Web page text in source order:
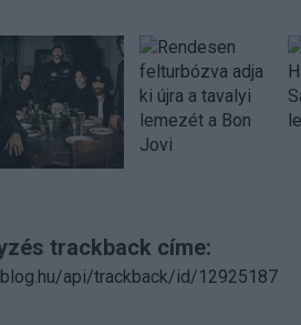
trackback címe:
api/trackback/id/12925187